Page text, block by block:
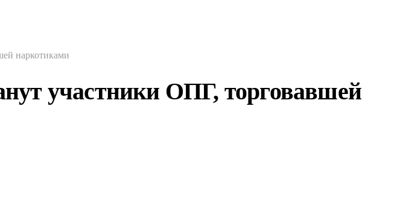
наркотиками
участники ОПГ, торговавшей